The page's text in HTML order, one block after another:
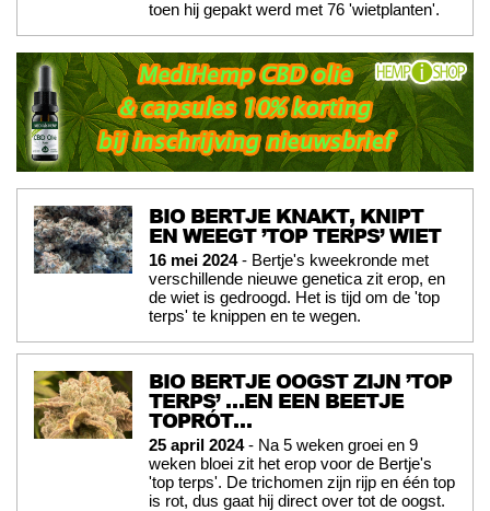
toen hij gepakt werd met 76 'wietplanten'.
BIO BERTJE KNAKT, KNIPT
EN WEEGT ’TOP TERPS’ WIET
16 mei 2024- Bertje's kweekronde met
verschillende nieuwe genetica zit erop, en
de wiet is gedroogd. Het is tijd om de 'top
terps' te knippen en te wegen.
BIO BERTJE OOGST ZIJN ’TOP
TERPS’ …EN EEN BEETJE
TOPRÓT…
25 april 2024- Na 5 weken groei en 9
weken bloei zit het erop voor de Bertje's
'top terps'. De trichomen zijn rijp en één top
is rot, dus gaat hij direct over tot de oogst.